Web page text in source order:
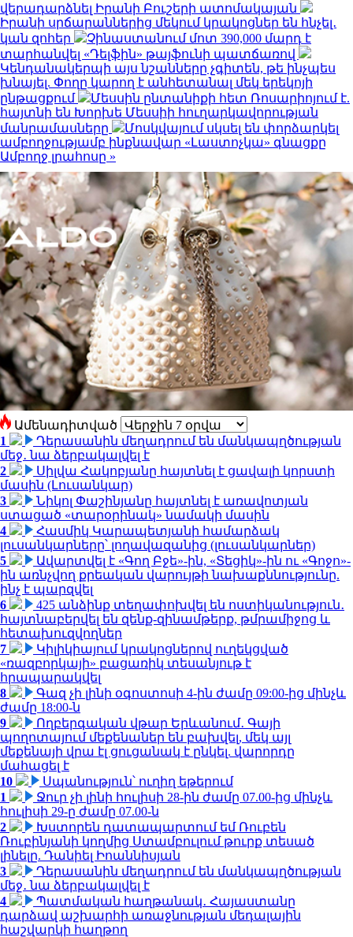
վերադարձնել Իրանի Բուշերի ատոմակայան
Իրանի սրճարաններից մեկում կրակոցներ են հնչել․
կան զոհեր
Չինաստանում մոտ 390,000 մարդ է
տարհանվել «Դելֆին» թայֆունի պատճառով
Կենդանակերպի այս նշանները չգիտեն, թե ինչպես
խնայել. Փողը կարող է անհետանալ մեկ երեկոյի
ընթացքում
Մեսսին ընտանիքի հետ Ռոսարիոյում է.
հայտնի են Խորխե Մեսսիի հուղարկավորության
մանրամասները
Մոսկվայում սկսել են փորձարկել
ամբողջությամբ ինքնավար «Լաստոչկա» գնացքը
Ամբողջ լրահոսը »
Ամենադիտված
1
Դերասանին մեղադրում են մանկապղծության
մեջ․ նա ձերբակալվել է
2
Սիլվա Հակոբյանը հայտնել է ցավալի կորստի
մասին (Լուսանկար)
3
Նիկոլ Փաշինյանը հայտնել է առավոտյան
ստացած «տարօրինակ» նամակի մասին
4
Հասմիկ Կարապետյանի համարձակ
լուսանկարները՝ լողավազանից (լուսանկարներ)
5
Ավարտվել է «Գող Բջե»-ին, «Տեցիկ»-ին ու «Գոջո»-
ին առնչվող քրեական վարույթի նախաքննությունը.
ինչ է պարզվել
6
425 անձինք տեղափոխվել են ոստիկանություն․
հայտնաբերվել են զենք-զինամթերք, թմրամիջոց և
հետախուզվողներ
7
Կիլիկիայում կրակոցներով ուղեկցված
«ռազբորկայի» բացառիկ տեսանյութ է
հրապարակվել
8
Գազ չի լինի օգոստոսի 4-ին ժամը 09:00-ից մինչև
ժամը 18:00-ն
9
Ողբերգական վթար Երևանում․ Գայի
պողոտայում մեքենաներ են բախվել, մեկ այլ
մեքենայի վրա էլ ցուցանակ է ընկել. վարորդը
մահացել է
10
Սպանություն՝ ուղիղ եթերում
1
Ջուր չի լինի հուլիսի 28-ին ժամը 07.00-ից մինչև
հուլիսի 29-ը ժամը 07.00-ն
2
Խստորեն դատապարտում եմ Ռուբեն
Ռուբինյանի կողմից Ստամբուլում թուրք տեսած
լինելը. Դանիել Իոաննիսյան
3
Դերասանին մեղադրում են մանկապղծության
մեջ․ նա ձերբակալվել է
4
Պատմական հաղթանակ․ Հայաստանը
դարձավ աշխարհի առաջնության մեդալային
հաշվարկի հաղթող